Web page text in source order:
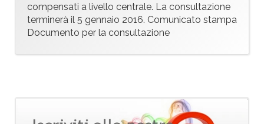
compensati a livello centrale. La consultazione
terminerà il 5 gennaio 2016. Comunicato stampa
Documento per la consultazione